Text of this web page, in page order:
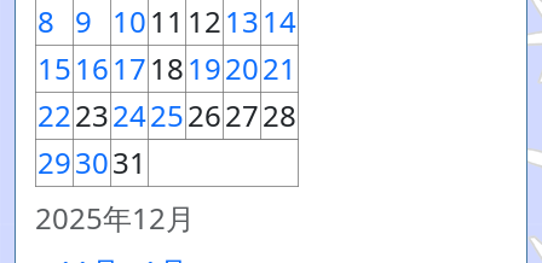
2025年12月
8 9 1011 121314
15161718192021
22232425262728
293031